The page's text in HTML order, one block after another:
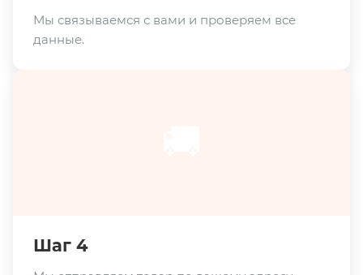
Мы связываемся с вами и проверяем все
данные.
Шаг 4